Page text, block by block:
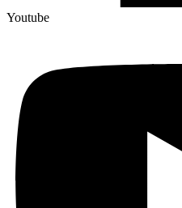
Youtube